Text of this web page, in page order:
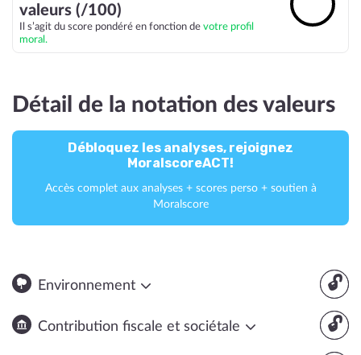
valeurs (/100)
Il s’agit du score pondéré en fonction de votre profil
moral.
Détail de la notation des valeurs
Débloquez les analyses, rejoignez
MoralscoreACT!
Accès complet aux analyses + scores perso + soutien à
Moralscore
🔓
Environnement
🔓
Contribution fiscale et sociétale